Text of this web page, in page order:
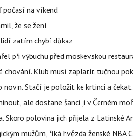
počasí na víkend
že se žení
zatím chybí důkaz
při výbuchu před moskevskou
chování. Klub musí zaplatit tučnou
Stačí je položit ke krtinci a
ale dostane šanci ji v Černém
polovina jich přijela z Latinské
mužům, říká hvězda ženské NBA